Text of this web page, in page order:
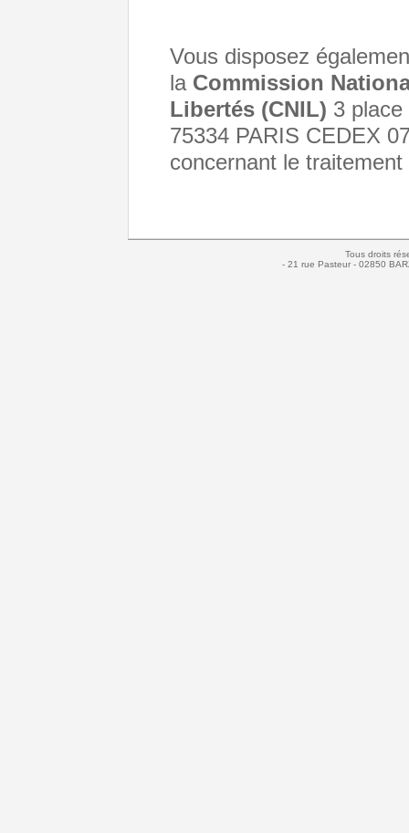
Vous disposez
la Commission
Libertés (CNIL) 3
75334 PARIS CEDEX
concernant le
Tous droits
- 21 rue Pasteur - 02850